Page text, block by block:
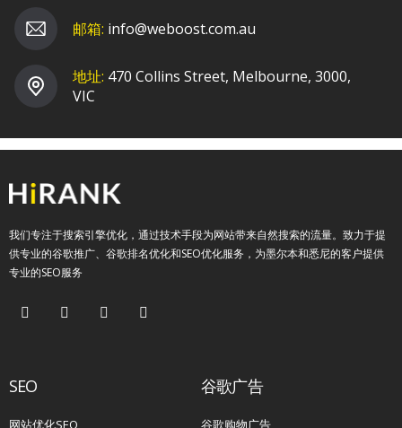
邮箱: info@weboost.com.au
地址: 470 Collins Street, Melbourne, 3000,
VIC
我们专注于搜索引擎优化，通过技术手段为网站带来自然搜索的流量。致力于提
供专业的谷歌推广、谷歌排名优化和SEO优化服务，为墨尔本和悉尼的客户提供
专业的SEO服务
SEO
网站优化SEO
谷歌广告
谷歌购物广告